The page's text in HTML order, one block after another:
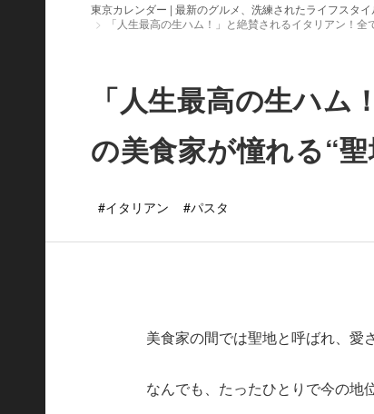
東京カレンダー | 最新のグルメ、洗練されたライフスタイ
「人生最高の生ハム！」と絶賛されるイタリアン！全
「人生最高の生ハ
の美食家が憧れる“
#イタリアン #パスタ
美食家の間では聖地と呼ばれ、愛
なんでも、たったひとりで今の地